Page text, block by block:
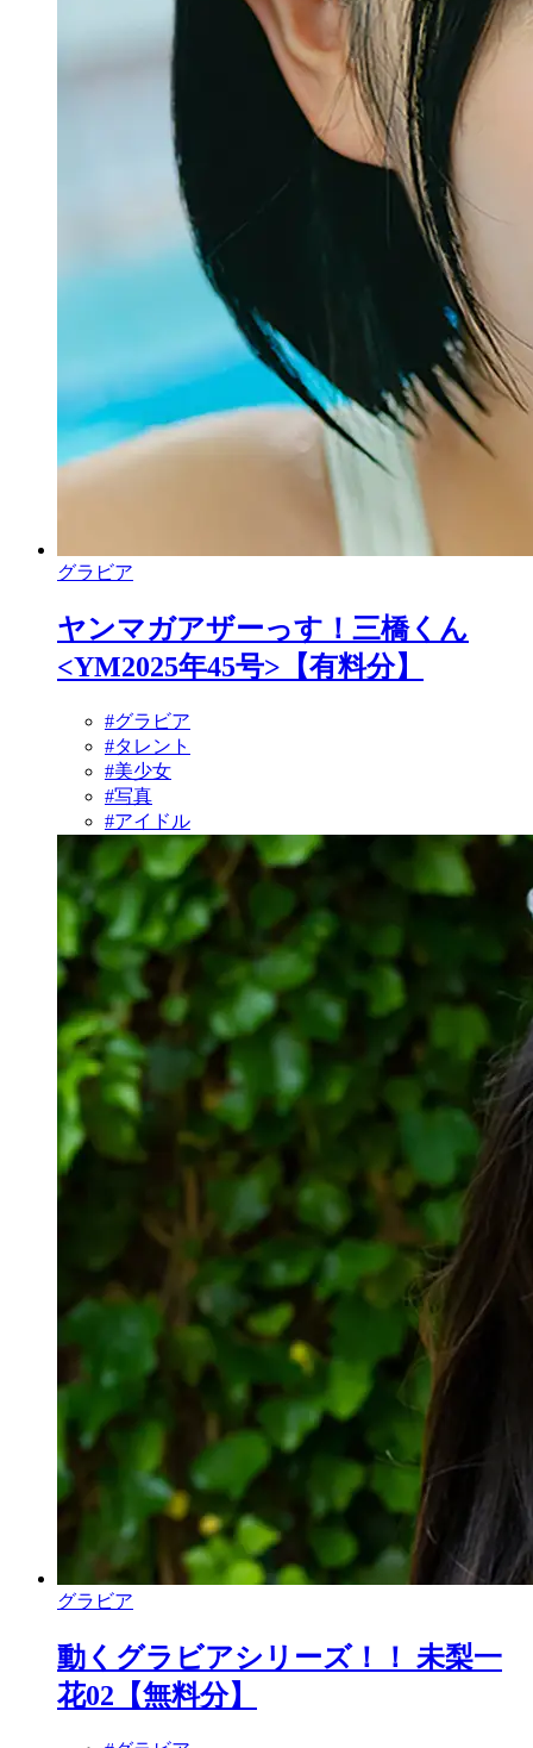
グラビア
ヤンマガアザーっす！三橋くん
<YM2025年45号>【有料分】
#グラビア
#タレント
#美少女
#写真
#アイドル
グラビア
動くグラビアシリーズ！！ 未梨一
花02【無料分】